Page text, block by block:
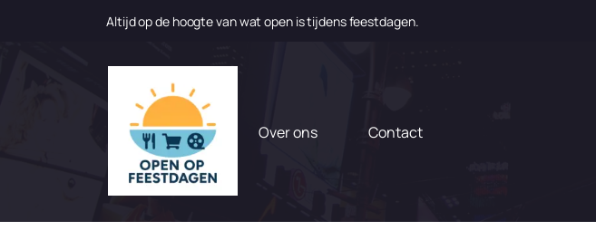
Altijd op de hoogte van wat open is tijdens feestdagen.
Over ons Contact